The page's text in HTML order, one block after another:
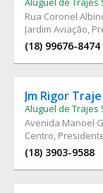
Rua Coronel
Jardim Aviação,
(18) 99676-8474
Jm Rigor
Aluguel de Trajes
Avenida Manoel
Centro,
(18) 3903-9588